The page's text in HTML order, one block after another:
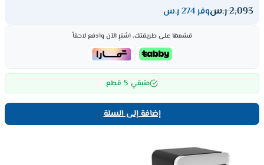
2,093ر.سوفر 274 ر.س
قسّمها على طريقتك، اشترِ الآن وادفع لاحقاً
متبقي 5 قطع
إضافة إلى السلة